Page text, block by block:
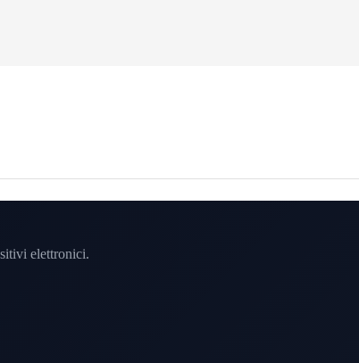
elettronici.